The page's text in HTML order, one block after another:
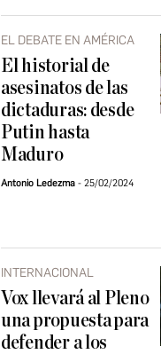
EL DEBATE EN AMÉRICA
El historial de
asesinatos de las
dictaduras: desde
Putin hasta
Maduro
Antonio Ledezma 25/02/2024
INTERNACIONAL
Vox llevará al Pleno
una propuesta para
defender a los